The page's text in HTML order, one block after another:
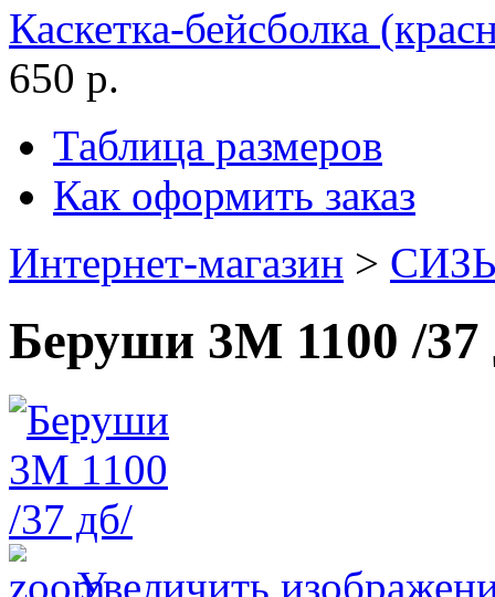
Каскетка-бейсболка
650 р.
Таблица размеров
Как оформить заказ
Интернет-магазин >
Беруши 3М 1100 /
Увеличить